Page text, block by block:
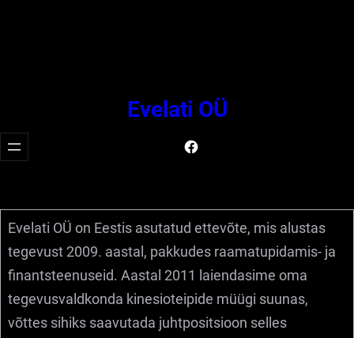
Evelati OÜ
Facebook
Evelati OÜ on Eestis asutatud ettevõte, mis alustas
tegevust 2009. aastal, pakkudes raamatupidamis- ja
finantsteenuseid. Aastal 2011 laiendasime oma
tegevusvaldkonda kinesioteipide müügi suunas,
võttes sihiks saavutada juhtpositsioon selles